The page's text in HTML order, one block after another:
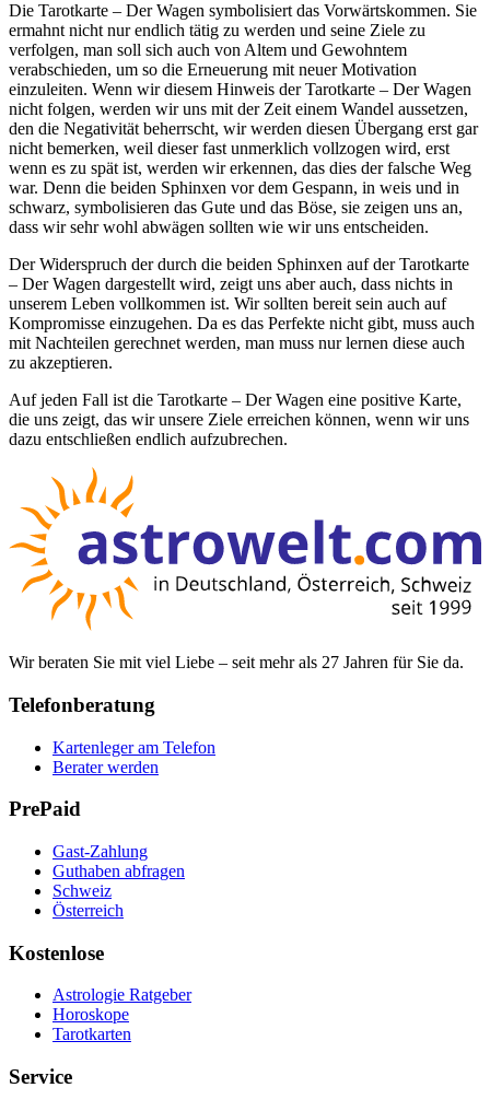
Die Tarotkarte – Der Wagen symbolisiert das Vorwärtskommen. Sie
ermahnt nicht nur endlich tätig zu werden und seine Ziele zu
verfolgen, man soll sich auch von Altem und Gewohntem
verabschieden, um so die Erneuerung mit neuer Motivation
einzuleiten. Wenn wir diesem Hinweis der Tarotkarte – Der Wagen
nicht folgen, werden wir uns mit der Zeit einem Wandel aussetzen,
den die Negativität beherrscht, wir werden diesen Übergang erst gar
nicht bemerken, weil dieser fast unmerklich vollzogen wird, erst
wenn es zu spät ist, werden wir erkennen, das dies der falsche Weg
war. Denn die beiden Sphinxen vor dem Gespann, in weis und in
schwarz, symbolisieren das Gute und das Böse, sie zeigen uns an,
dass wir sehr wohl abwägen sollten wie wir uns entscheiden.
Der Widerspruch der durch die beiden Sphinxen auf der Tarotkarte
– Der Wagen dargestellt wird, zeigt uns aber auch, dass nichts in
unserem Leben vollkommen ist. Wir sollten bereit sein auch auf
Kompromisse einzugehen. Da es das Perfekte nicht gibt, muss auch
mit Nachteilen gerechnet werden, man muss nur lernen diese auch
zu akzeptieren.
Auf jeden Fall ist die Tarotkarte – Der Wagen eine positive Karte,
die uns zeigt, das wir unsere Ziele erreichen können, wenn wir uns
dazu entschließen endlich aufzubrechen.
Wir beraten Sie mit viel Liebe – seit mehr als 27 Jahren für Sie da.
Telefonberatung
Kartenleger am Telefon
Berater werden
PrePaid
Gast-Zahlung
Guthaben abfragen
Schweiz
Österreich
Kostenlose
Astrologie Ratgeber
Horoskope
Tarotkarten
Service